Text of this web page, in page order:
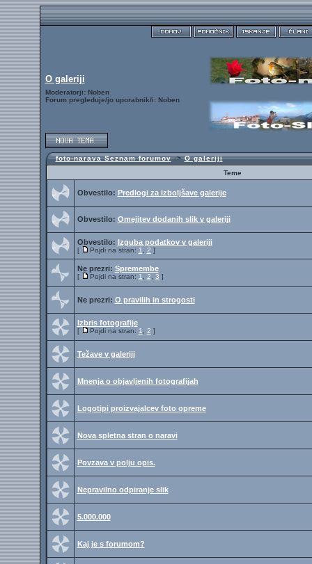
O galeriji
Moderatorji: Noben
Forum pregleduje/jo uporabnik/i: Noben
foto-narava Seznam forumov->O galeriji
Teme
Obvestilo: Predlogi za izboljšave galerije
Obvestilo: Omejitev dodanih slik v galeriji
Obvestilo: Izguba podatkov v galeriji
[ Pojdi na stran: 1 2 ]
Ne prezri: Spremembe
[ Pojdi na stran: 1 2 3 ]
Ne prezri: O pravilih in strogosti
Izbris fotografije
[ Pojdi na stran: 1 2 ]
Težave v galeriji
Mnenja o objavljenih fotografijah
Logotipi proizvajalcev foto opreme
Nova spletna stran o naravi
Povzava v polju opis.
Nepravilno odpiranje slik
5.000.000
Kaj je s forumom?